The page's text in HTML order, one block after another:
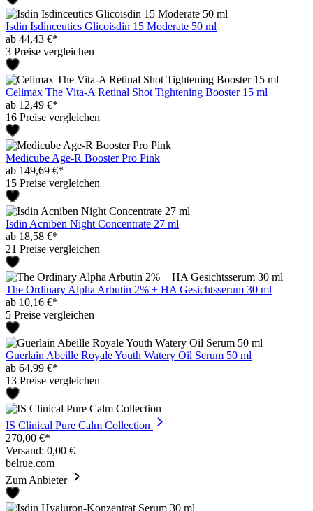
Isdin Isdinceutics Glicoisdin 15 Moderate 50 ml
ab 44,43 €*
3 Preise vergleichen
Celimax The Vita-A Retinal Shot Tightening Booster 15 ml
ab 12,49 €*
16 Preise vergleichen
Medicube Age-R Booster Pro Pink
ab 149,69 €*
15 Preise vergleichen
Isdin Acniben Night Concentrate 27 ml
ab 18,58 €*
21 Preise vergleichen
The Ordinary Alpha Arbutin 2% + HA Gesichtsserum 30 ml
ab 10,16 €*
5 Preise vergleichen
Guerlain Abeille Royale Youth Watery Oil Serum 50 ml
ab 64,99 €*
13 Preise vergleichen
IS Clinical Pure Calm Collection
270,00 €*
Versand: 0,00 €
belrue.com
Zum Anbieter